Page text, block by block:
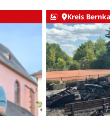
Kreis